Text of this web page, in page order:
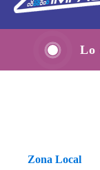
Lo
Zona Local